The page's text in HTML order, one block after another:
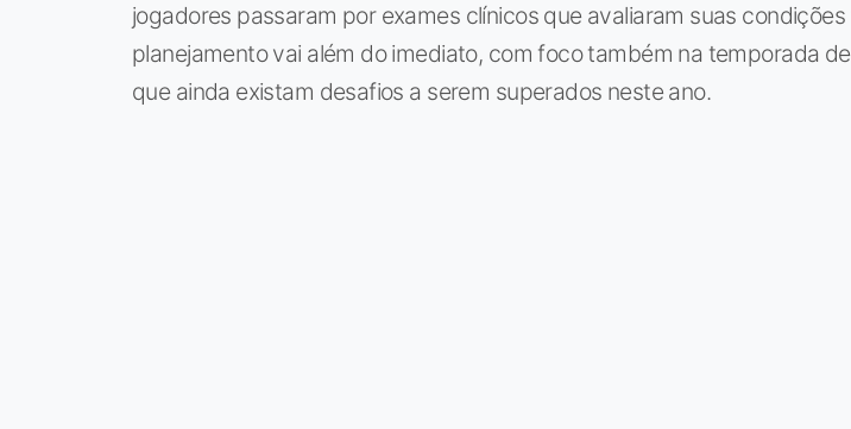
jogadores passaram por exames clínicos que avaliaram suas condições
planejamento vai além do imediato, com foco também na temporada
que ainda existam desafios a serem superados neste ano.